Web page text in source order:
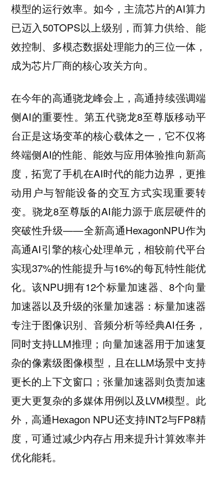
模型的运行效率。如今，主流芯片的AI算力
已迈入50TOPS以上级别，而算力供给、能
效控制、多模态数据处理能力的三位一体，
成为芯片厂商的核心攻关方向。
在今年的高通骁龙峰会上， 高通持续强调端
侧AI的重要性。第五代骁龙8至尊版移动平
台正是这场变革的核心载体之一，它不仅将
终端侧AI的性能、能效与应用体验推向新高
度，拓宽了手机在AI时代的能力边界，更推
动用户与智能设备的交互方式实现重要转
变。骁龙8至尊版的AI能力源于底层硬件的
突破性升级——全新高通HexagonNPU作为
高通AI引擎的核心处理单元，相较前代平台
实现37%的性能提升与16%的每瓦特性能优
化。该NPU拥有12个标量加速器、8个向量
加速器以及升级的张量加速器：标量加速器
专注于图像识别、音频分析等经典AI任务，
同时支持LLM推理；向量加速器用于加速复
杂的像素级图像模型，且在LLM场景中支持
更长的上下文窗口；张量加速器则负责加速
更大更复杂的多媒体用例以及LVM模型。此
外，高通Hexagon NPU还支持INT2与FP8精
度，可通过减少内存占用来提升计算效率并
优化能耗。